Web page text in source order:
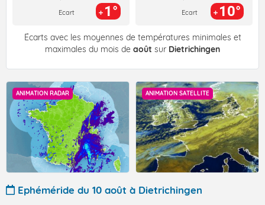
Ecart 1° Ecart 10°
Écarts avec les moyennes de températures minimales et
maximales du mois de août sur Dietrichingen
ANIMATION RADAR ANIMATION SATELLITE
Ephéméride du 10 août à Dietrichingen